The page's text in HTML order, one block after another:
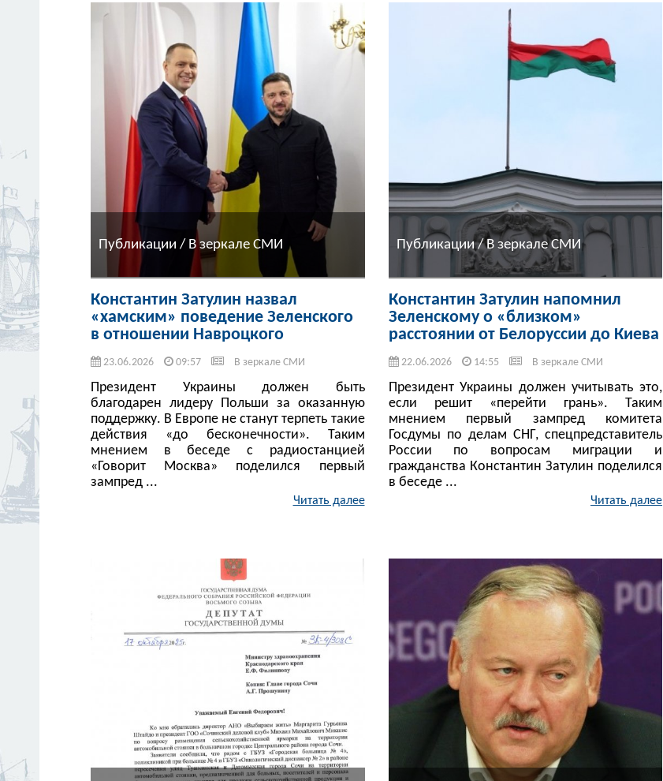
Публикации / В зеркале СМИ
Константин Затулин назвал
«хамским» поведение Зеленского
в отношении Навроцкого
23.06.2026 09:57 В зеркале СМИ
Президент Украины должен быть
благодарен лидеру Польши за оказанную
поддержку. В Европе не станут терпеть такие
действия «до бесконечности». Таким
мнением в беседе с радиостанцией
«Говорит Москва» поделился первый
зампред ...
Читать далее
Публикации / В зеркале СМИ
Константин Затулин напомнил
Зеленскому о «близком»
расстоянии от Белоруссии до Киева
22.06.2026 14:55 В зеркале СМИ
Президент Украины должен учитывать это,
если решит «перейти грань». Таким
мнением первый зампред комитета
Госдумы по делам СНГ, спецпредставитель
России по вопросам миграции и
гражданства Константин Затулин поделился
в беседе ...
Читать далее